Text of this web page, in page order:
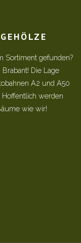
Sortiment gefunden?
Die Lage
A2 und A50
werden
wie wir!